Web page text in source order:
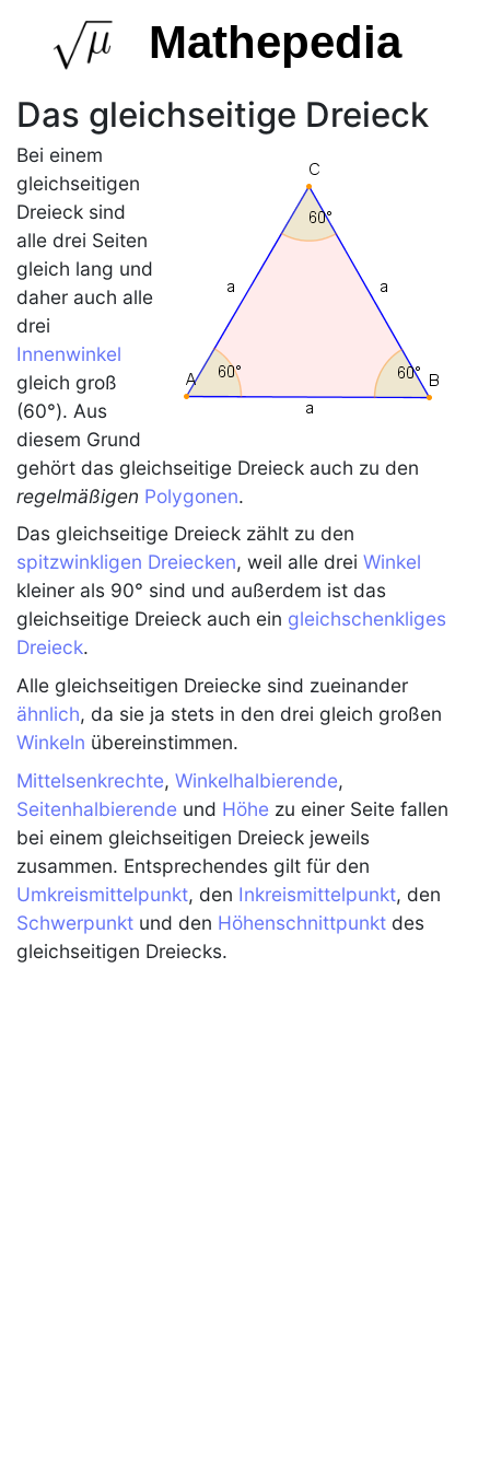
Mathepedia
Das gleichseitige Dreieck
Bei einem
gleichseitigen
Dreieck sind
alle drei Seiten
gleich lang und
daher auch alle
drei
Innenwinkel
gleich groß
(60°). Aus
diesem Grund
gehört das gleichseitige Dreieck auch zu den
regelmäßigen Polygonen.
Das gleichseitige Dreieck zählt zu den
spitzwinkligen Dreiecken, weil alle drei Winkel
kleiner als 90° sind und außerdem ist das
gleichseitige Dreieck auch ein gleichschenkliges
Dreieck.
Alle gleichseitigen Dreiecke sind zueinander
ähnlich, da sie ja stets in den drei gleich großen
Winkeln übereinstimmen.
Mittelsenkrechte, Winkelhalbierende,
Seitenhalbierende und Höhe zu einer Seite fallen
bei einem gleichseitigen Dreieck jeweils
zusammen. Entsprechendes gilt für den
Umkreismittelpunkt, den Inkreismittelpunkt, den
Schwerpunkt und den Höhenschnittpunkt des
gleichseitigen Dreiecks.